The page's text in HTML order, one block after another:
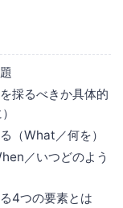
採るべきか具体的
（What／何を）
／いつどのよう
4つの要素とは